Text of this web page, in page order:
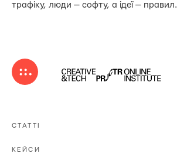
трафіку, люди — софту, а ідеї — правил.
СТАТТІ
КЕЙСИ